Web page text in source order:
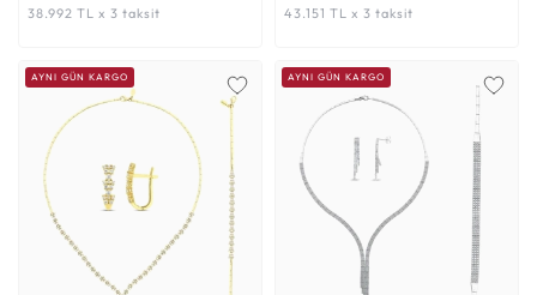
38.992 TL x 3 taksit 43.151 TL x 3 taksit
AYNI GÜN KARGO AYNI GÜN KARGO